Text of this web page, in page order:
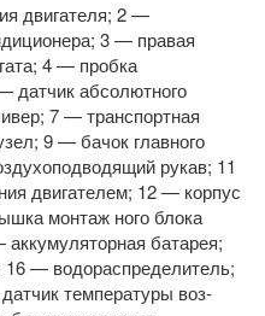
двигателя; 2 —
3 — правая
4 — пробка
датчик абсолютного
7 — транспортная
9 — бачок главного
рукав; 11
двигателем; 12 — корпус
монтаж­ ного блока
батарея;
— водораспределитель;
температуры воз­